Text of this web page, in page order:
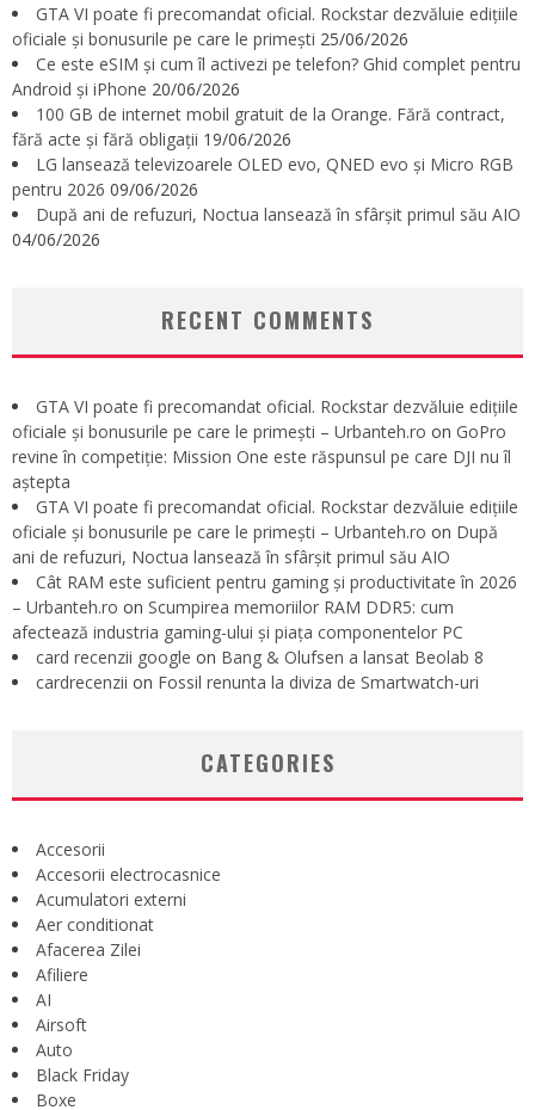
GTA VI poate fi precomandat oficial. Rockstar dezvăluie edițiile
oficiale și bonusurile pe care le primești 25/06/2026
Ce este eSIM și cum îl activezi pe telefon? Ghid complet pentru
Android și iPhone 20/06/2026
100 GB de internet mobil gratuit de la Orange. Fără contract,
fără acte și fără obligații 19/06/2026
LG lansează televizoarele OLED evo, QNED evo și Micro RGB
pentru 2026 09/06/2026
După ani de refuzuri, Noctua lansează în sfârșit primul său AIO
04/06/2026
RECENT COMMENTS
GTA VI poate fi precomandat oficial. Rockstar dezvăluie edițiile
oficiale și bonusurile pe care le primești – Urbanteh.ro on GoPro
revine în competiție: Mission One este răspunsul pe care DJI nu îl
aștepta
GTA VI poate fi precomandat oficial. Rockstar dezvăluie edițiile
oficiale și bonusurile pe care le primești – Urbanteh.ro on După
ani de refuzuri, Noctua lansează în sfârșit primul său AIO
Cât RAM este suficient pentru gaming și productivitate în 2026
– Urbanteh.ro on Scumpirea memoriilor RAM DDR5: cum
afectează industria gaming-ului și piața componentelor PC
card recenzii google on Bang & Olufsen a lansat Beolab 8
cardrecenzii on Fossil renunta la diviza de Smartwatch-uri
CATEGORIES
Accesorii
Accesorii electrocasnice
Acumulatori externi
Aer conditionat
Afacerea Zilei
Afiliere
AI
Airsoft
Auto
Black Friday
Boxe